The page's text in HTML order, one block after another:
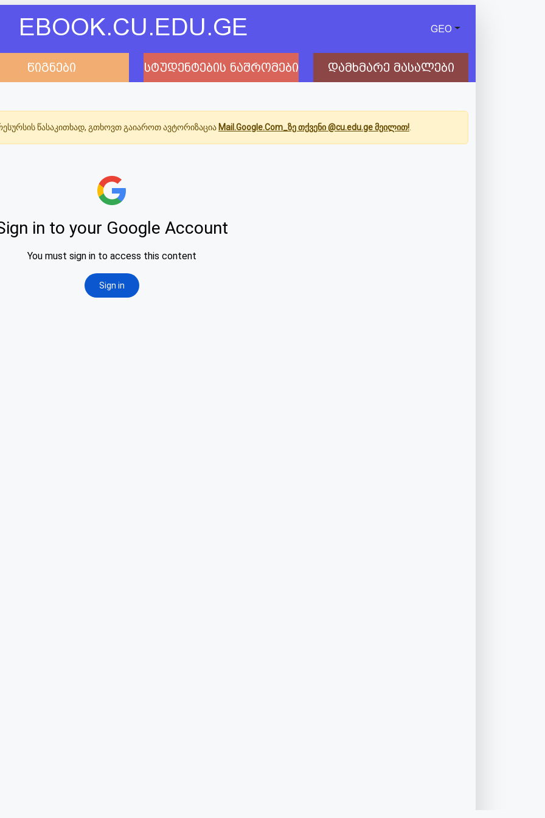
EBOOK.CU.EDU.GE GEO
წიგნები სტუდენტების ნაშრომები დამხმარე მასალები
წასაკითხად, გთხოვთ გაიაროთ ავტორიზაცია Mail.Google.Com_ზე თქვენი @cu.edu.ge მეილით!